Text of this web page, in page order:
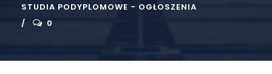
STUDIA PODYPLOMOWE - OGŁOSZENIA
0